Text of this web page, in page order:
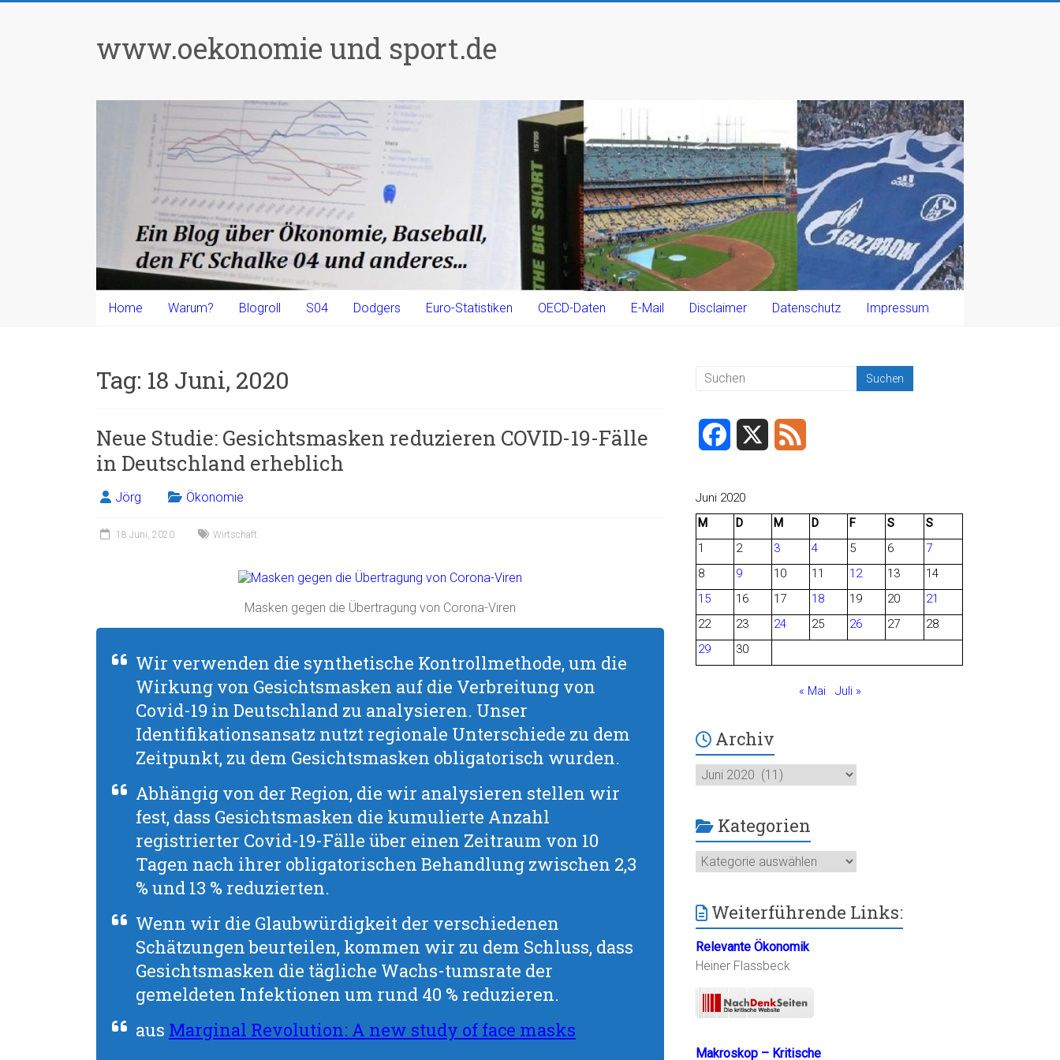
www.oekonomie und sport.de
Home Warum? Blogroll S04 Dodgers Euro-Statistiken OECD-Daten E-Mail Disclaimer Datenschutz Impressum
Tag: 18 Juni, 2020
Neue Studie: Gesichtsmasken reduzieren COVID-19-Fälle
in Deutschland erheblich
Jörg Ökonomie
18 Juni, 2020 Wirtschaft
Masken gegen die Übertragung von Corona-Viren
Wir verwenden die synthetische Kontrollmethode, um die
Wirkung von Gesichtsmasken auf die Verbreitung von
Covid-19 in Deutschland zu analysieren. Unser
Identifikationsansatz nutzt regionale Unterschiede zu dem
Zeitpunkt, zu dem Gesichtsmasken obligatorisch wurden.
Abhängig von der Region, die wir analysieren stellen wir
fest, dass Gesichtsmasken die kumulierte Anzahl
registrierter Covid-19-Fälle über einen Zeitraum von 10
Tagen nach ihrer obligatorischen Behandlung zwischen 2,3
% und 13 % reduzierten.
Wenn wir die Glaubwürdigkeit der verschiedenen
Schätzungen beurteilen, kommen wir zu dem Schluss, dass
Gesichtsmasken die tägliche Wachs-tumsrate der
gemeldeten Infektionen um rund 40 % reduzieren.
aus Marginal Revolution: A new study of face masks
c
e
o
o
k
d
Juni 2020
M
D M D F S
S
1
2 3 4 5 6
7
8
9 10 11 12 13
14
15
16 17 18 19 20
21
22
23 24 25 26 27
28
29
30
« Mai Juli »
Archiv
Archiv
Kategorien
Kategorien
Weiterführende Links:
Relevante Ökonomik
Heiner Flassbeck
Makroskop – Kritische